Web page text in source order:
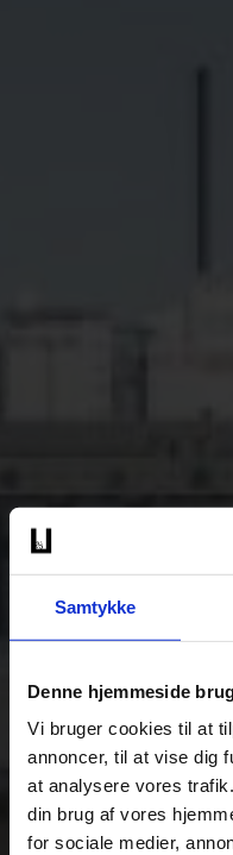
Samtykke
Denne hjemmeside
Vi bruger cookies til at
annoncer, til at vise dig
at analysere vores
din brug af vores
for sociale medier,